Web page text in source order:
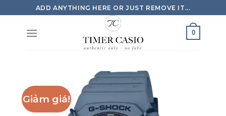
to
content
ADD ANYTHING HERE OR JUST REMOVE IT...
0
Giảm giá!